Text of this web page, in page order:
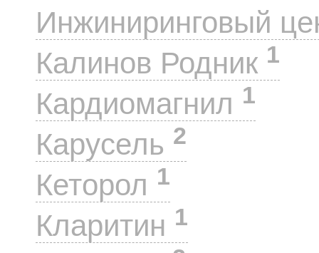
Инжиниринговый
Калинов Родник 1
Кардиомагнил 1
Карусель 2
Кеторол 1
Кларитин 1